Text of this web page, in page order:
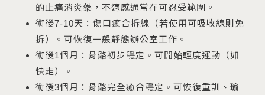
的止痛消炎藥，不適感通常在可忍受範圍。
術後7-10天：傷口癒合拆線（若使用可吸收線則免
拆）。可恢復一般靜態辦公室工作。
術後1個月：骨骼初步穩定。可開始輕度運動（如
快走）。
術後3個月：骨骼完全癒合穩定。可恢復重訓、瑜